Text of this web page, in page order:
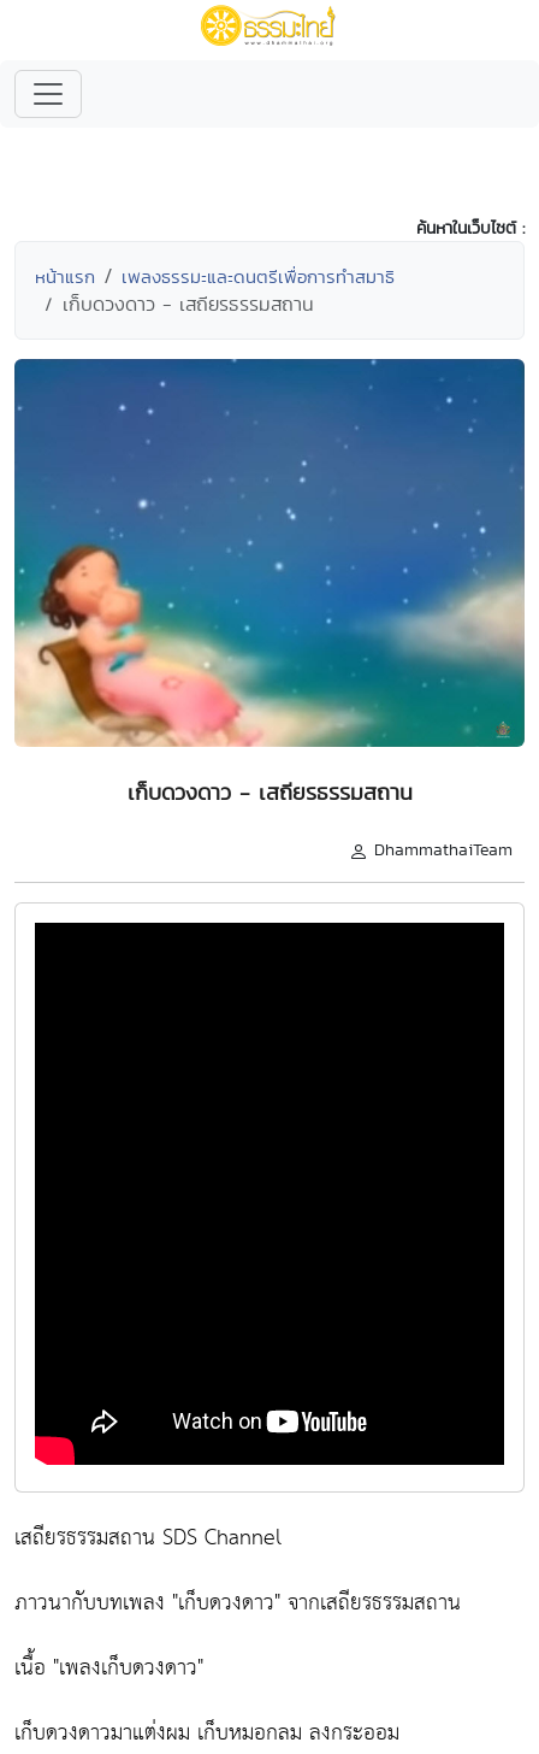
ค้นหาในเว็บไซต์ :
หน้าแรก เพลงธรรมะและดนตรีเพื่อการทำสมาธิ
เก็บดวงดาว - เสถียรธรรมสถาน
เก็บดวงดาว - เสถียรธรรมสถาน
DhammathaiTeam
เสถียรธรรมสถาน SDS Channel
ภาวนากับบทเพลง "เก็บดวงดาว" จากเสถียรธรรมสถาน
เนื้อ "เพลงเก็บดวงดาว"
เก็บดวงดาวมาแต่งผม เก็บหมอกลม ลงกระออม